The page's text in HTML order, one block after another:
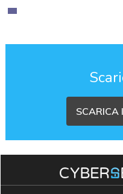
SCARICA